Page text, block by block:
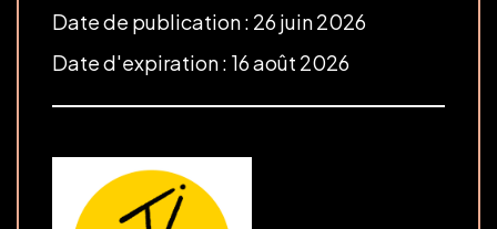
Date de publication : 26 juin 2026
Date d'expiration : 16 août 2026